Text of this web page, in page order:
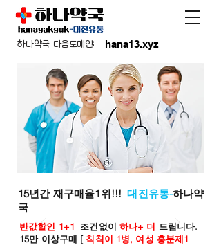
hana13.xyz
하나약국 다음도메인:
15년간 재구매율1위!!!대진유통-하나약
국
반값할인 1+1 조건없이 하나+ 더 드립니다.
15만 이상구매 [ 칙칙이 1병, 여성 흥분제1